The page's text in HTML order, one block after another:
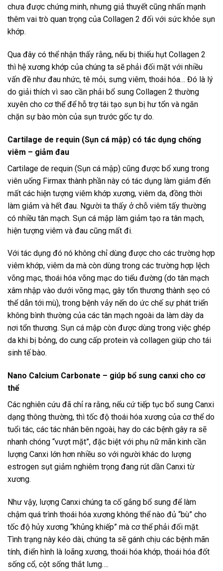
chưa được chứng minh, nhưng giả thuyết cũng nhấn mạnh
thêm vai trò quan trọng của Collagen 2 đối với sức khỏe sụn
khớp.
Qua đây có thể nhận thấy rằng, nếu bị thiếu hụt Collagen 2
thì hệ xương khớp của chúng ta sẽ phải đối mặt với nhiều
vấn đề như đau nhức, tê mỏi, sưng viêm, thoái hóa… Đó là lý
do giải thích vì sao cần phải bổ sung Collagen 2 thường
xuyên cho cơ thể để hỗ trợ tái tạo sụn bị hư tổn và ngăn
chặn sự bào mòn của sụn trước gốc tự do.
Cartilage de requin (Sụn cá mập) có tác dụng chống
viêm – giảm đau
Cartilage de requin (Sụn cá mập) cũng được bổ xung trong
viên uống Firmax thành phần này có tác dụng làm giảm đến
mất các hiện tượng viêm khớp xương, viêm da, đồng thời
làm giảm và hết đau. Người ta thấy ở chỗ viêm tấy thường
có nhiều tân mạch. Sụn cá mập làm giảm tạo ra tân mạch,
hiện tượng viêm và đau cũng mất đi.
Với tác dụng đó nó không chỉ dùng được cho các trường hợp
viêm khớp, viêm da mà còn dùng trong các trường hợp lệch
võng mạc, thoái hóa võng mạc do tiểu đường (do tân mạch
xâm nhập vào dưới võng mạc, gây tổn thương thành sẹo có
thể dẫn tới mù), trong bệnh vảy nến do ức chế sự phát triển
không bình thường của các tân mạch ngoài da làm dày da
nơi tổn thương. Sụn cá mập còn được dùng trong việc ghép
da khi bị bỏng, do cung cấp protein và collagen giúp cho tái
sinh tế bào.
Nano Calcium Carbonate – giúp bổ sung canxi cho cơ
thể
Các nghiên cứu đã chỉ ra rằng, nếu cứ tiếp tục bổ sung Canxi
dạng thông thường, thì tốc độ thoái hóa xương của cơ thể do
tuổi tác, các tác nhân bên ngoài, hay do các bệnh gây ra sẽ
nhanh chóng “vượt mặt”, đặc biệt với phụ nữ mãn kinh cần
lượng Canxi lớn hơn nhiều so với người khác do lượng
estrogen sụt giảm nghiêm trọng đang rút dần Canxi từ
xương.
Như vậy, lượng Canxi chúng ta cố gắng bổ sung để làm
chậm quá trình thoái hóa xương không thể nào đủ “bù” cho
tốc độ hủy xương “khủng khiếp” mà cơ thể phải đối mặt.
Tình trạng này kéo dài, chúng ta sẽ gánh chịu các bệnh mãn
tính, điển hình là loãng xương, thoái hóa khớp, thoái hóa đốt
sống cổ, cột sống thắt lưng….